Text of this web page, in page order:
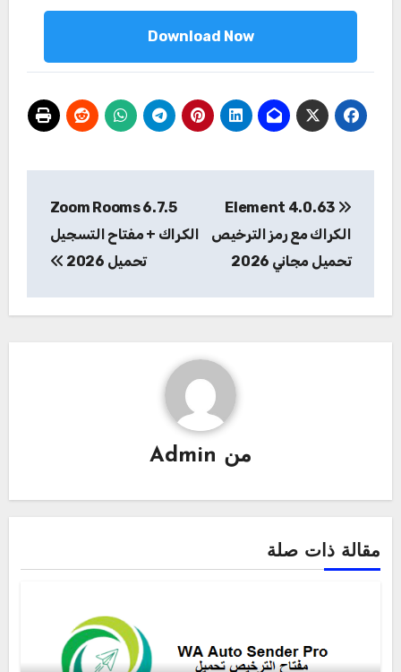
Download Now
المقالات
Element 4.0.63
الكراك مع رمز الترخيص
تحميل مجاني 2026
Zoom Rooms 6.7.5
الكراك + مفتاح التسجيل
تحميل 2026
من Admin
مقالة ذات صلة